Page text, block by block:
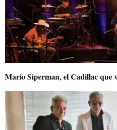
Mario Siperman, el Cadillac que